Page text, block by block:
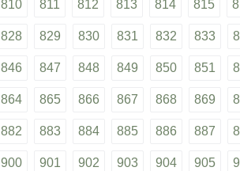
810 811 812 813 814 815
828 829 830 831 832 833
846 847 848 849 850 851
864 865 866 867 868 869
882 883 884 885 886 887
900 901 902 903 904 905